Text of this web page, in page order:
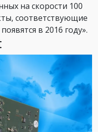
на скорости 100
соответствующие
в 2016 году».